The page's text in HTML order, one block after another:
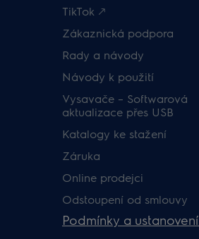
TikTok 🡕
Zákaznická podpora
Rady a návody
Návody k použití
Vysavače – Softwarová
aktualizace přes USB
Katalogy ke stažení
Záruka
Online prodejci
Odstoupení od smlouvy
Podmínky a ustanovení